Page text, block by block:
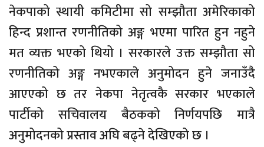
नेकपाको स्थायी कमिटीमा सो सम्झौता अमेरिकाको
हिन्द प्रशान्त रणनीतिको अङ्ग भएमा पारित हुन नहुने
मत व्यक्त भएको थियो । सरकारले उक्त सम्झौता सो
रणनीतिको अङ्ग नभएकाले अनुमोदन हुने जनाउँदै
आएएको छ तर नेकपा नेतृत्वकै सरकार भएकाले
पार्टीको सचिवालय बैठकको निर्णयपछि मात्रै
अनुमोदनको प्रस्ताव अघि बढ्ने देखिएको छ ।